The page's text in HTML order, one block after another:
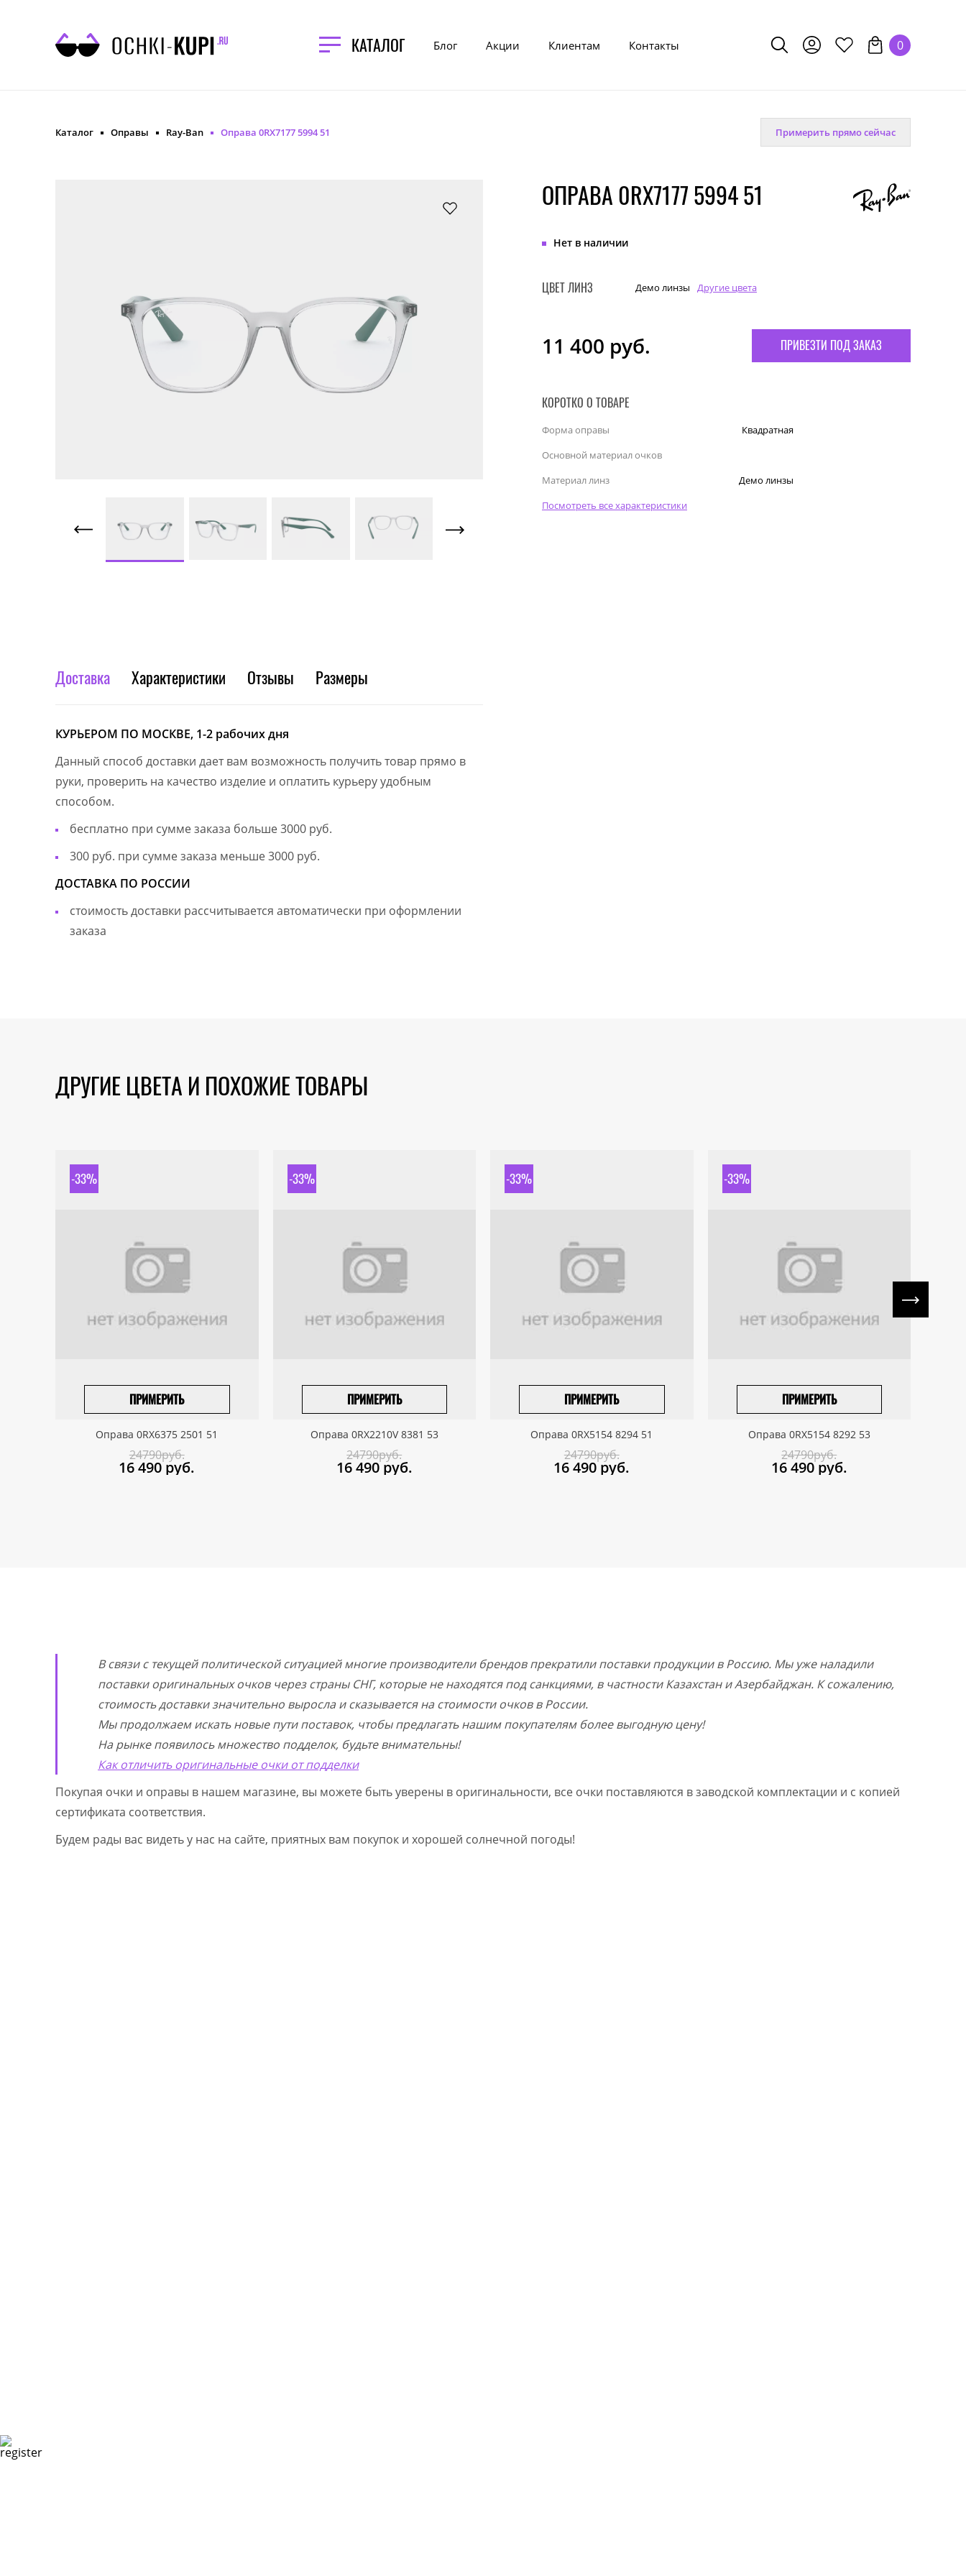
КАТАЛОГ Блог Акции Клиентам Контакты 0
Каталог Оправы Ray-Ban Оправа 0RX7177 5994 51 Примерить прямо сейчас
ОПРАВА 0RX7177 5994 51
Нет в наличии
ЦВЕТ ЛИНЗ Демо линзы Другие цвета
11 400 руб. ПРИВЕЗТИ ПОД ЗАКАЗ
КОРОТКО О ТОВАРЕ
Форма оправы
Квадратная
Основной материал очков
Материал линз
Демо линзы
Посмотреть все характеристики
Доставка Характеристики Отзывы Размеры
КУРЬЕРОМ ПО МОСКВЕ, 1-2 рабочих дня
Данный способ доставки дает вам возможность получить товар прямо в
руки, проверить на качество изделие и оплатить курьеру удобным
способом.
бесплатно при сумме заказа больше 3000 руб.
300 руб. при сумме заказа меньше 3000 руб.
ДОСТАВКА ПО РОССИИ
стоимость доставки рассчитывается автоматически при оформлении
заказа
ДРУГИЕ ЦВЕТА И ПОХОЖИЕ ТОВАРЫ
-33%
ПРИМЕРИТЬ
ПРИВЕЗТИ ПОД ЗАКАЗ
Оправа 0RX6375 2501 51
24790руб.
16 490 руб.
-33%
ПРИМЕРИТЬ
ПРИВЕЗТИ ПОД ЗАКАЗ
Оправа 0RX2210V 8381 53
24790руб.
16 490 руб.
-33%
ПРИМЕРИТЬ
ПРИВЕЗТИ ПОД ЗАКАЗ
Оправа 0RX5154 8294 51
24790руб.
16 490 руб.
-33%
ПРИМЕРИТЬ
ПРИВЕЗТИ ПОД ЗАКАЗ
Оправа 0RX5154 8292 53
24790руб.
16 490 руб.
В связи с текущей политической ситуацией многие производители брендов прекратили поставки продукции в Россию. Мы уже наладили
поставки оригинальных очков через страны СНГ, которые не находятся под санкциями, в частности Казахстан и Азербайджан. К сожалению,
стоимость доставки значительно выросла и сказывается на стоимости очков в России.
Мы продолжаем искать новые пути поставок, чтобы предлагать нашим покупателям более выгодную цену!
На рынке появилось множество подделок, будьте внимательны!
Как отличить оригинальные очки от подделки
Покупая очки и оправы в нашем магазине, вы можете быть уверены в оригинальности, все очки поставляются в заводской комплектации и с копией
сертификата соответствия.
Будем рады вас видеть у нас на сайте, приятных вам покупок и хорошей солнечной погоды!